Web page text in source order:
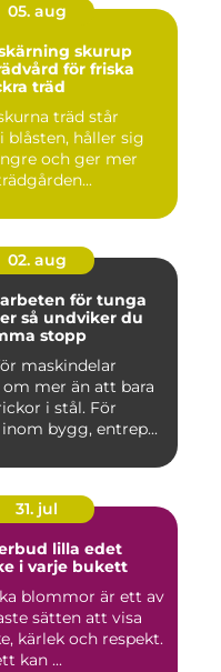
05. aug
skurup
för friska
träd
träd står
blåsten, håller sig
och ger mer
02. aug
för tunga
du
stopp
maskindelar
om mer än att bara
i stål. För
bygg, entrep...
31. jul
lilla edet
i varje bukett
blommor är ett av
sätten att visa
kärlek och respekt.
kan ...